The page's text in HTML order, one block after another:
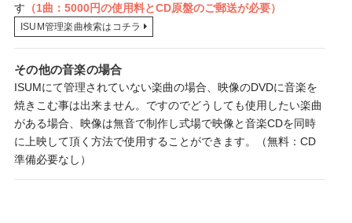
す （1曲：5000円の使用料とCD原盤のご郵送が必要）
ISUM管理楽曲検索はコチラ
その他の音楽の場合
ISUMにて管理されていない楽曲の場合、映像のDVDに音楽を
焼きこむ事は出来ません。ですのでどうしても使用したい楽曲
がある場合、 映像は無音で制作し式場で映像と音楽CDを同時
に上映して頂く方法で使用することができます。（無料：CD
準備必要なし）